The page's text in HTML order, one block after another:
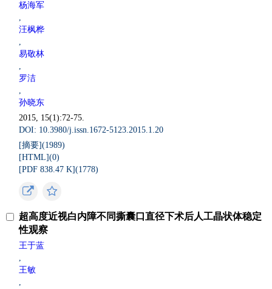
杨海军
,
汪枫桦
,
易敬林
,
罗洁
,
孙晓东
2015, 15(1):72-75.
DOI: 10.3980/j.issn.1672-5123.2015.1.20
[摘要](1989)
[HTML](0)
[PDF 838.47 K](1778)
超高度近视白内障不同撕囊口直径下术后人工晶状体稳定
性观察
王于蓝
,
王敏
,